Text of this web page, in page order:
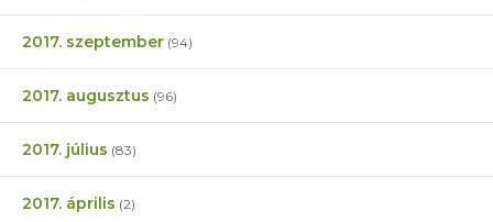
2017. szeptember (94)
2017. augusztus (96)
2017. július (83)
2017. április (2)